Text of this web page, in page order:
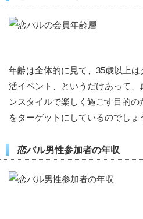
年齢は全体的に見て、35歳以上
活イベント、というだけあって、
ンスタイルで楽しく過ごす目的
をターゲットにしているのでしょ
恋バル男性参加者の年収